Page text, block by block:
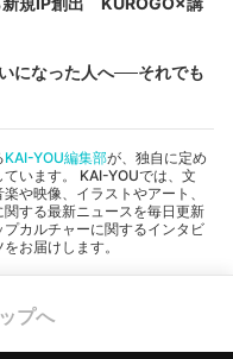
になった人へ──それでも
KAI-YOU編集部が、独自に定め
います。 KAI-YOUでは、文
や映像、イラストやアート、
する最新ニュースを毎日更新
カルチャーに関するインタビ
お届けします。
プへ